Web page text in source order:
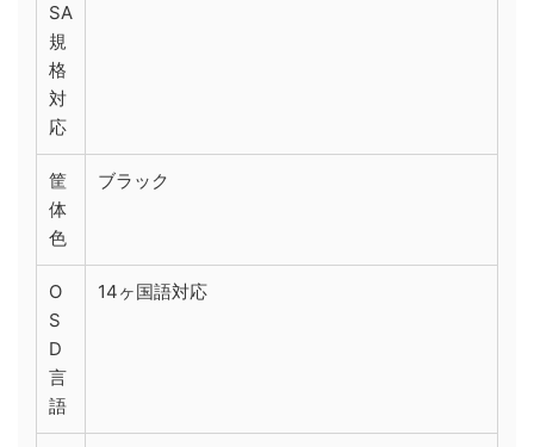
SA
規
格
対
応
筐
体
色
ブラック
O
S
D
言
語
14ヶ国語対応